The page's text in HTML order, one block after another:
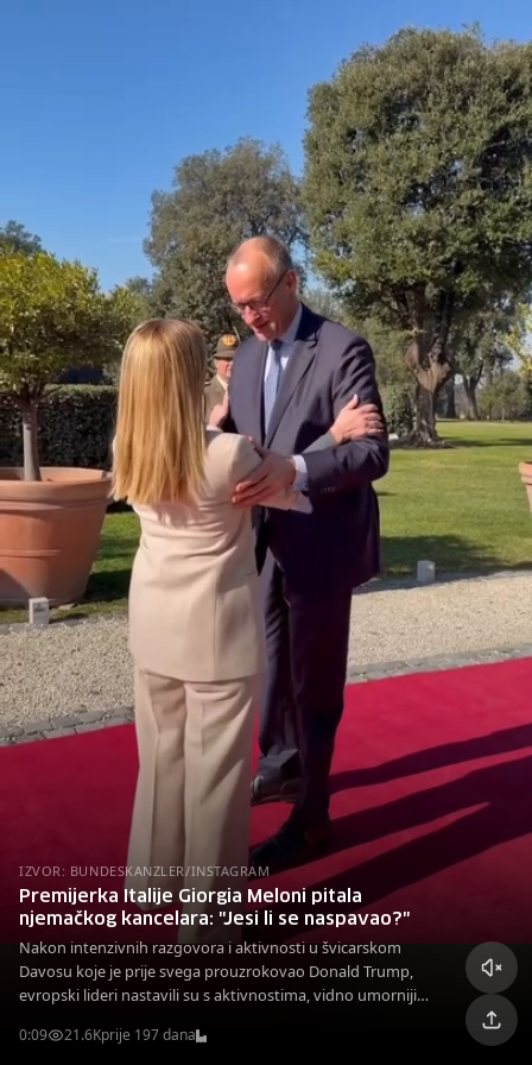
IZVOR: BUNDESKANZLER/INSTAGRAM
Premijerka Italije Giorgia Meloni pitala
njemačkog kancelara: "Jesi li se naspavao?"
Nakon intenzivnih razgovora i aktivnosti u švicarskom
Davosu koje je prije svega prouzrokovao Donald Trump,
evropski lideri nastavili su s aktivnostima, vidno umorniji
0:09 21.6Kprije 197 dana